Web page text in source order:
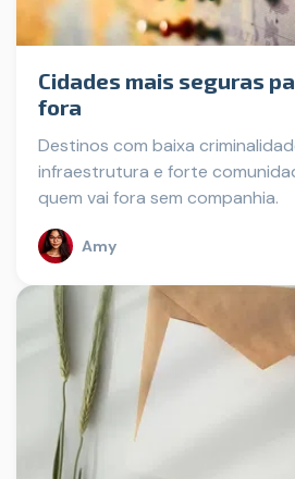
Cidades mais seguras
fora
Destinos com baixa
infraestrutura e forte
quem vai fora sem companhia.
Amy